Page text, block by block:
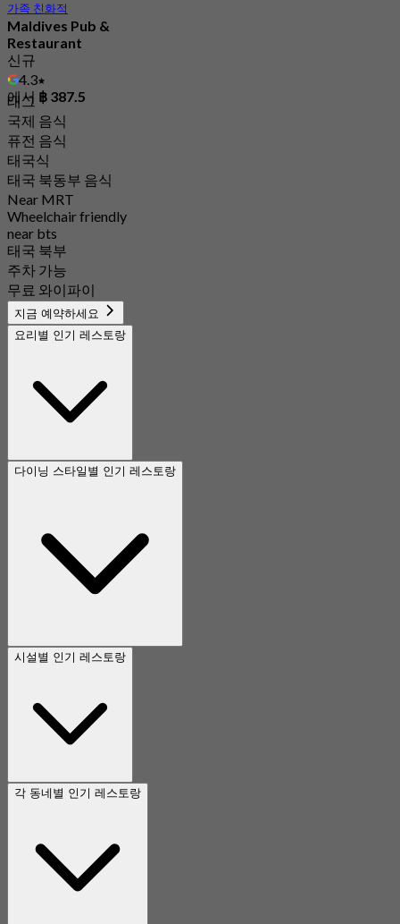
가족 친화적
Maldives Pub &
Restaurant
신규
4.3
에서 ฿ 387.5
태그
국제 음식
퓨전 음식
태국식
태국 북동부 음식
Near MRT
Wheelchair friendly
near bts
태국 북부
주차 가능
무료 와이파이
지금 예약하세요
요리별 인기 레스토랑
다이닝 스타일별 인기 레스토랑
시설별 인기 레스토랑
각 동네별 인기 레스토랑